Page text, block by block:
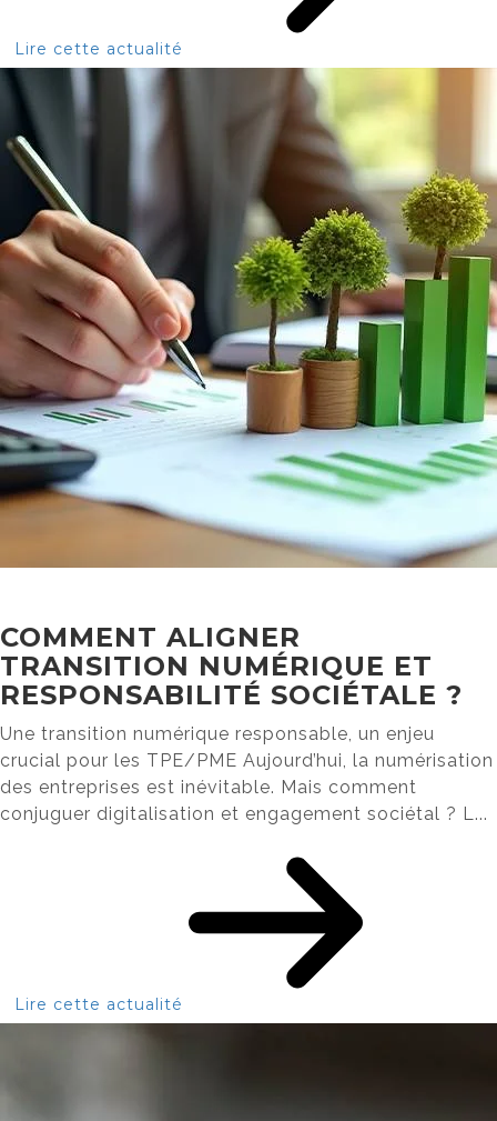
Lire cette actualité
COMMENT ALIGNER
TRANSITION NUMÉRIQUE ET
RESPONSABILITÉ SOCIÉTALE ?
Une transition numérique responsable, un enjeu
crucial pour les TPE/PME Aujourd’hui, la numérisation
des entreprises est inévitable. Mais comment
conjuguer digitalisation et engagement sociétal ? L...
Lire cette actualité